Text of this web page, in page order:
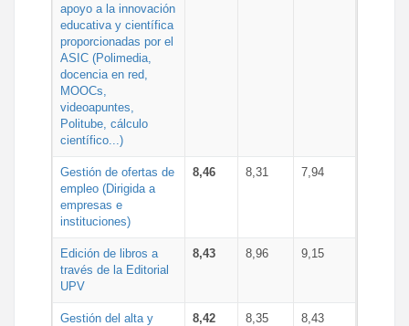
apoyo a la innovación
educativa y científica
proporcionadas por el
ASIC (Polimedia,
docencia en red,
MOOCs,
videoapuntes,
Politube, cálculo
científico...)
Gestión de ofertas de
empleo (Dirigida a
empresas e
instituciones)
8,46 8,31 7,94
Edición de libros a
través de la Editorial
UPV
8,43 8,96 9,15
Gestión del alta y
8,42 8,35 8,43